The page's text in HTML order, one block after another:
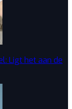
Ligt het aan de